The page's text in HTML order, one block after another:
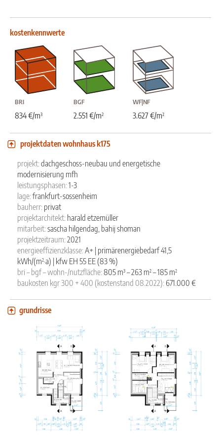
kostenkennwerte
BRI
834 €/m³
BGF
2.551 €/m²
WF|NF
3.627 €/m²
projektdaten wohnhaus k175
projekt: dachgeschoss-neubau und energetische
modernisierung mfh
leistungsphasen: 1-3
lage: frankfurt-sossenheim
bauherr: privat
projektarchitekt: harald etzemüller
mitarbeit: sascha hilgendag, bahij shoman
projektzeitraum: 2021
energieeffizienzklasse: A+ | primärenergiebedarf 41,5
kWh/(m²·a) | kfw EH 55 EE (83 %)
bri – bgf – wohn-/nutzfläche: 805 m³ – 263 m² – 185 m²
baukosten kgr 300 + 400 (kostenstand 08.2022): 671.000 €
grundrisse